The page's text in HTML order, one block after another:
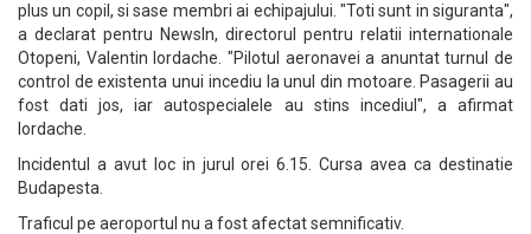
plus un copil, si sase membri ai echipajului. "Toti sunt in siguranta",
a declarat pentru NewsIn, directorul pentru relatii internationale
Otopeni, Valentin Iordache. "Pilotul aeronavei a anuntat turnul de
control de existenta unui incediu la unul din motoare. Pasagerii au
fost dati jos, iar autospecialele au stins incediul", a afirmat
Iordache.
Incidentul a avut loc in jurul orei 6.15. Cursa avea ca destinatie
Budapesta.
Traficul pe aeroportul nu a fost afectat semnificativ.